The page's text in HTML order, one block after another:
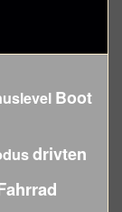
Boot
drivten